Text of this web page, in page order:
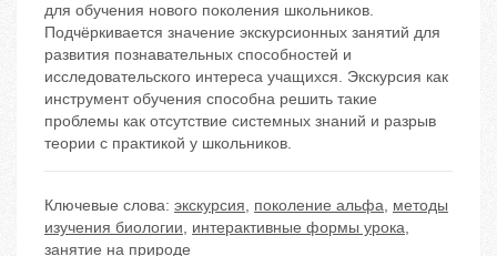
для обучения нового поколения школьников.
Подчёркивается значение экскурсионных занятий для
развития познавательных способностей и
исследовательского интереса учащихся. Экскурсия как
инструмент обучения способна решить такие
проблемы как отсутствие системных знаний и разрыв
теории с практикой у школьников.
Ключевые слова: экскурсия, поколение альфа, методы
изучения биологии, интерактивные формы урока,
занятие на природе